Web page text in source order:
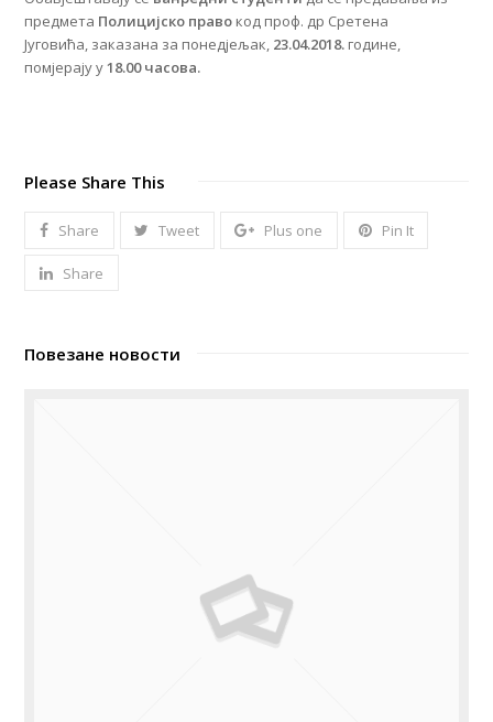
предмета Полицијско право код проф. др Сретена
Југовића, заказана за понедјељак, 23.04.2018. године,
помјерају у18.00 часова.
Please Share This
Share Tweet Plus one Pin It
Share
Повезане новости